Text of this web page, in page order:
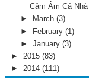
Cảm Âm Cả
►
March (3)
► February (1)
► January (3)
► 2015 (83)
► 2014 (111)